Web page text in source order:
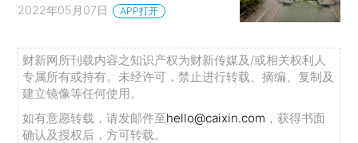
2022年05月07日 APP打开
财新网所刊载内容之知识产权为财新传媒及/或相关权利人
专属所有或持有。未经许可，禁止进行转载、摘编、复制及
建立镜像等任何使用。
如有意愿转载，请发邮件至hello@caixin.com ，获得书面
确认及授权后，方可转载。